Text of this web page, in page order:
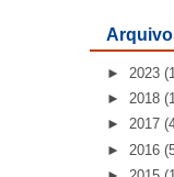
► 2023
► 2018
► 2017
► 2016